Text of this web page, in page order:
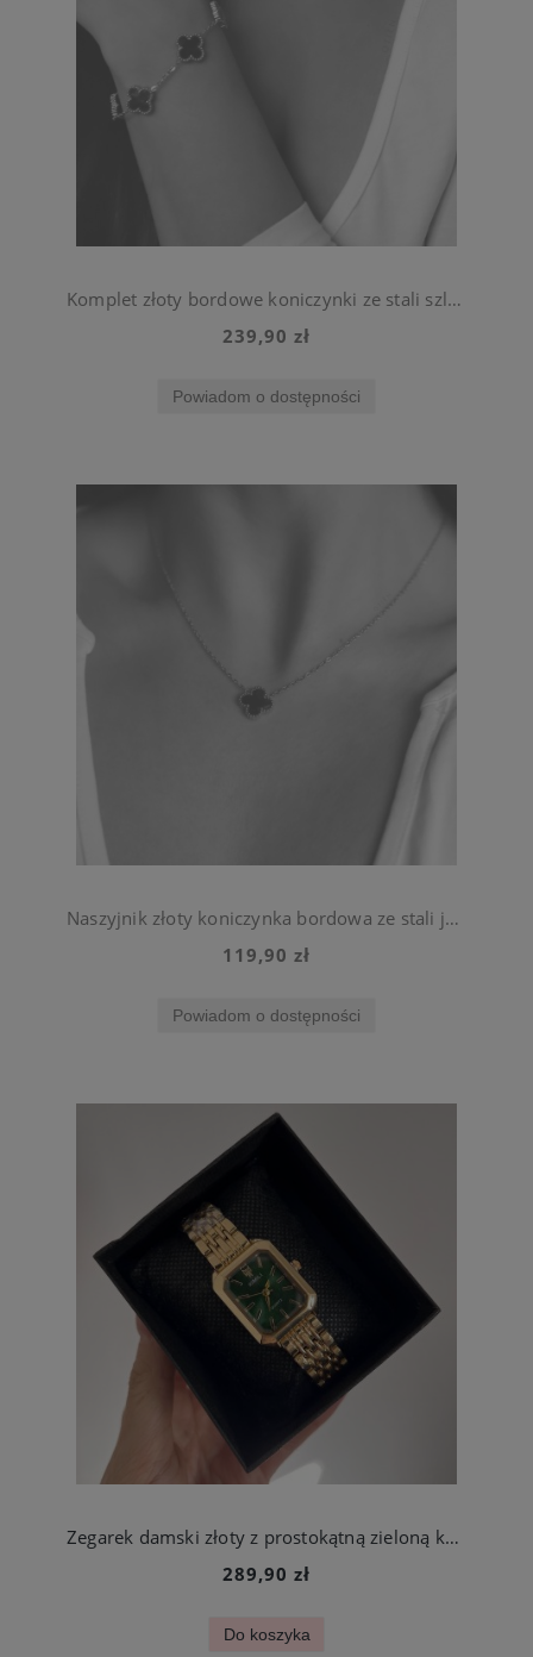
Komplet złoty bordowe koniczynki ze stali szlachetnej bransoletka i naszyjnik
239,90 zł
Powiadom o dostępności
Naszyjnik złoty koniczynka bordowa ze stali jubilerskiej
119,90 zł
Powiadom o dostępności
Zegarek damski złoty z prostokątną zieloną kopertą stal szlachetna
289,90 zł
Do koszyka